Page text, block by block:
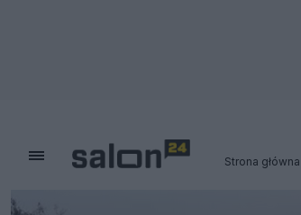
Strona główna